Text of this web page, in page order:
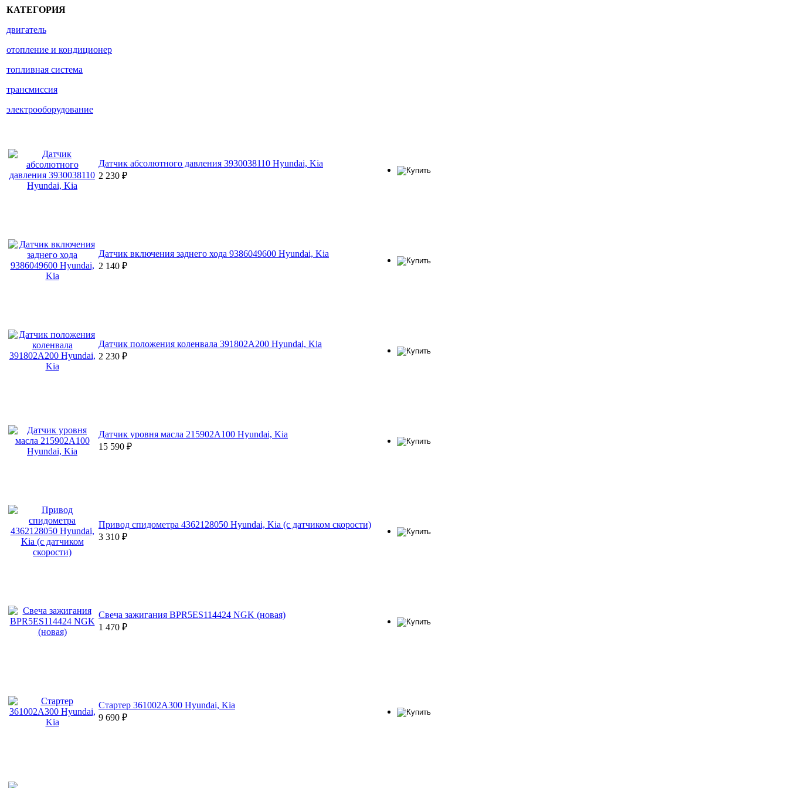
КАТЕГОРИЯ
двигатель
отопление и кондиционер
топливная система
трансмиссия
электрооборудование
Датчик абсолютного давления 3930038110 Hyundai, Kia
2 230 ₽
Датчик включения заднего хода 9386049600 Hyundai, Kia
2 140 ₽
Датчик положения коленвала 391802A200 Hyundai, Kia
2 230 ₽
Датчик уровня масла 215902A100 Hyundai, Kia
15 590 ₽
Привод спидометра 4362128050 Hyundai, Kia (с датчиком скорости)
3 310 ₽
Свеча зажигания BPR5ES114424 NGK (новая)
1 470 ₽
Стартер 361002A300 Hyundai, Kia
9 690 ₽